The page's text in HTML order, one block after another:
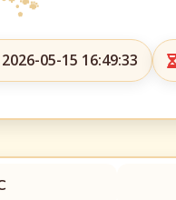
05-15 16:49:33